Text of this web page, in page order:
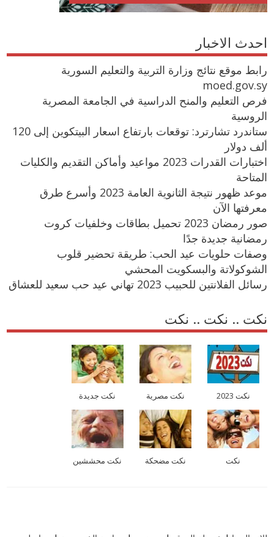
احدث الاخبار
رابط موقع نتائج وزارة التربية والتعليم السورية
moed.gov.sy
فرص التعليم والمنح الدراسية في الجامعة المصرية
الروسية
ستاندرد تشارترد: توقعات بارتفاع اسعار البيتكوين إلى 120
ألف دولار
اختبارات القدرات 2023 مواعيد وأماكن التقديم والكليات
المتاحة
موعد ظهور نتيجة الثانوية العامة 2023 وأسرع طرق
معرفتها الآن
صور رمضان 2023 تحميل بطاقات وخلفيات كروت
رمضانية جديدة جدًا
وصفات حلويات عيد الحب: طريقة تحضير قلوب
الشوكولاتة والبسكويت المحشي
رسائل الفلانتين للحبيب 2023 تهاني عيد حب سعيد للعشاق
نكت .. نكت .. نكت
نكت 2023 نكت مصرية نكت جديدة
نكت نكت مضحكة نكت محششين